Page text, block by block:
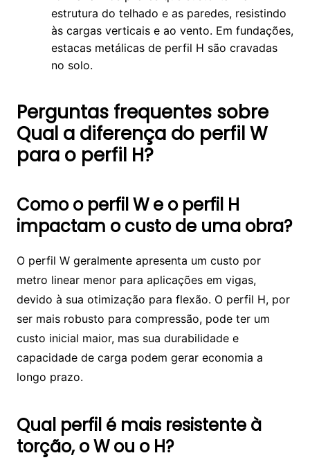
estrutura do telhado e as paredes, resistindo
às cargas verticais e ao vento. Em fundações,
estacas metálicas de perfil H são cravadas
no solo.
Perguntas frequentes sobre
Qual a diferença do perfil W
para o perfil H?
Como o perfil W e o perfil H
impactam o custo de uma obra?
O perfil W geralmente apresenta um custo por
metro linear menor para aplicações em vigas,
devido à sua otimização para flexão. O perfil H, por
ser mais robusto para compressão, pode ter um
custo inicial maior, mas sua durabilidade e
capacidade de carga podem gerar economia a
longo prazo.
Qual perfil é mais resistente à
torção, o W ou o H?